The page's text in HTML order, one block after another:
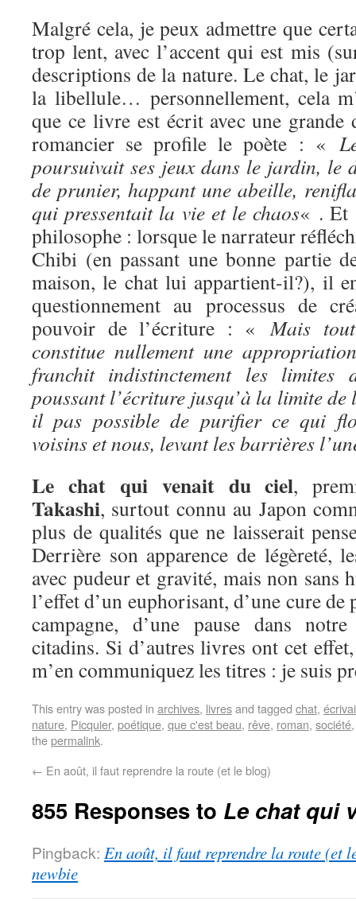
Malgré cela, je peux admettre que
trop lent, avec l’accent qui est mis
descriptions de la nature. Le chat, le
la libellule… personnellement, cela
que ce livre est écrit avec une grande
romancier se profile le poète : «
poursuivait ses jeux dans le jardin, le
de prunier, happant une abeille,
qui pressentait la vie et le chaos« . Et
philosophe : lorsque le narrateur
Chibi (en passant une bonne partie
maison, le chat lui appartient-il?), il
questionnement au processus de
pouvoir de l’écriture : «Mais
constitue nullement une
franchit indistinctement les limites
poussant l’écriture jusqu’à la limite de
il pas possible de purifier ce qui
voisins et nous, levant les barrières
Le chat qui venait du ciel,
Takashi, surtout connu au Japon
plus de qualités que ne laisserait
Derrière son apparence de légèreté,
avec pudeur et gravité, mais non sans
l’effet d’un euphorisant, d’une cure de
campagne, d’une pause dans
citadins. Si d’autres livres ont cet
m’en communiquez les titres : je suis
This entry was posted in archives, livresand tagged chat,
nature, Picquier, poétique, que c'est beau, rêve, roman, société
thepermalink.
← En août, il faut reprendre la route (et le blog)
855 Responses to Le chat qui
Pingback: En août, il faut reprendre la route (et
newbie